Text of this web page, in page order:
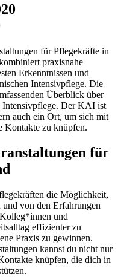
für Pflegekräfte in
praxisnahe
Erkenntnissen und
Intensivpflege. Die
Überblick über
Intensivpflege. Der KAI ist
auch ein Ort, um sich mit
Kontakte zu knüpfen.
für
die Möglichkeit,
und von den Erfahrungen
und
effizienter zu
Praxis zu gewinnen.
kannst du nicht nur
knüpfen, die dich in